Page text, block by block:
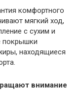
комфортного
мягкий ход,
с сухим и
покрышки
находящиеся
внимание